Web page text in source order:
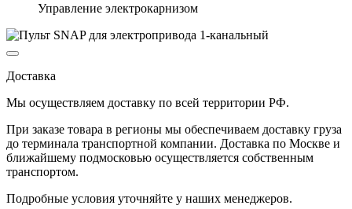
Управление электрокарнизом
Доставка
Мы осуществляем доставку по всей территории РФ.
При заказе товара в регионы мы обеспечиваем доставку груза
до терминала транспортной компании. Доставка по Москве и
ближайшему подмосковью осуществляется собственным
транспортом.
Подробные условия уточняйте у наших менеджеров.